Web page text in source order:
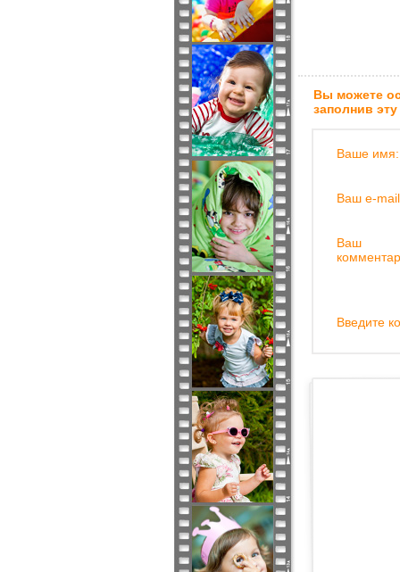
Вы можете
заполнив
Ваше имя:
Ваш e-
Ваш
Введите